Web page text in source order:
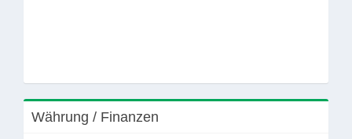
Währung / Finanzen